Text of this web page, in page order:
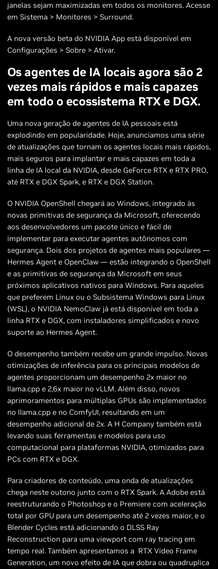
janelas sejam maximizadas em todos os monitores. Acesse
em Sistema > Monitores > Surround.
A nova versão beta do NVIDIA App está disponível em
Configurações > Sobre > Ativar.
Os agentes de IA locais agora são 2
vezes mais rápidos e mais capazes
em todo o ecossistema RTX e DGX.
Uma nova geração de agentes de IA pessoais está
explodindo em popularidade. Hoje, anunciamos uma série
de atualizações que tornam os agentes locais mais rápidos,
mais seguros para implantar e mais capazes em toda a
linha de IA local da NVIDIA, desde GeForce RTX e RTX PRO,
até RTX e DGX Spark, e RTX e DGX Station.
O NVIDIA OpenShell chegará ao Windows, integrado às
novas primitivas de segurança da Microsoft, oferecendo
aos desenvolvedores um pacote único e fácil de
implementar para executar agentes autônomos com
segurança. Dois dos projetos de agentes mais populares —
Hermes Agent e OpenClaw — estão integrando o OpenShell
e as primitivas de segurança da Microsoft em seus
próximos aplicativos nativos para Windows. Para aqueles
que preferem Linux ou o Subsistema Windows para Linux
(WSL), o NVIDIA NemoClaw já está disponível em toda a
linha RTX e DGX, com instaladores simplificados e novo
suporte ao Hermes Agent.
O desempenho também recebe um grande impulso. Novas
otimizações de inferência para os principais modelos de
agentes proporcionam um desempenho 2x maior no
llama.cpp e 2,6x maior no vLLM. Além disso, novos
aprimoramentos para múltiplas GPUs são implementados
no llama.cpp e no ComfyUI, resultando em um
desempenho adicional de 2x. A H Company também está
levando suas ferramentas e modelos para uso
computacional para plataformas NVIDIA, otimizados para
PCs com RTX e DGX.
Para criadores de conteúdo, uma onda de atualizações
chega neste outono junto com o RTX Spark. A Adobe está
reestruturando o Photoshop e o Premiere com aceleração
total por GPU para um desempenho até 2 vezes maior, e o
Blender Cycles está adicionando o DLSS Ray
Reconstruction para uma viewport com ray tracing em
tempo real. Também apresentamos a RTX Video Frame
Generation, um novo efeito de IA que dobra ou quadruplica